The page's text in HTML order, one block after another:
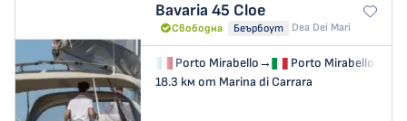
Bavaria 45 Cloe
Свободна Беърбоут Dea Dei Mari
Porto Mirabello→
Porto Mirabello
18.3 км от Marina di Carrara